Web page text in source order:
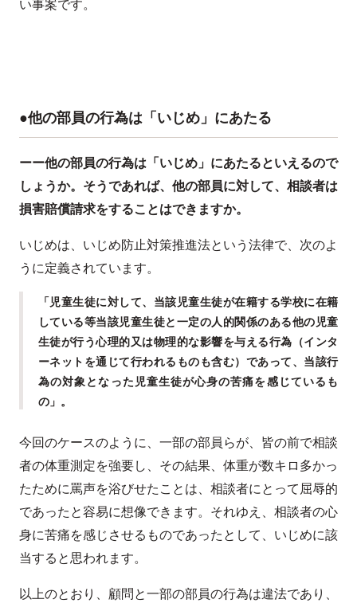
●他の部員の行為は「いじめ」にあたる
ーー他の部員の行為は「いじめ」にあたるといえるので
しょうか。そうであれば、他の部員に対して、相談者は
損害賠償請求をすることはできますか。
いじめは、いじめ防止対策推進法という法律で、次のよ
うに定義されています。
「児童生徒に対して、当該児童生徒が在籍する学校に在籍
している等当該児童生徒と一定の人的関係のある他の児童
生徒が行う心理的又は物理的な影響を与える行為（インタ
ーネットを通じて行われるものも含む）であって、当該行
為の対象となった児童生徒が心身の苦痛を感じているも
の」。
今回のケースのように、一部の部員らが、皆の前で相談
者の体重測定を強要し、その結果、体重が数キロ多かっ
たために罵声を浴びせたことは、相談者にとって屈辱的
であったと容易に想像できます。それゆえ、相談者の心
身に苦痛を感じさせるものであったとして、いじめに該
当すると思われます。
以上のとおり、顧問と一部の部員の行為は違法であり、